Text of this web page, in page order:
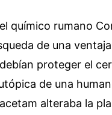
químico rumano
de una
proteger el
de una
alteraba la